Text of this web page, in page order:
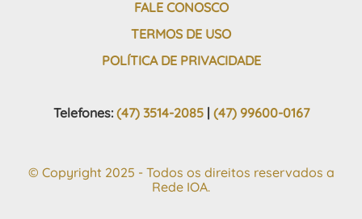
FALE CONOSCO
TERMOS DE USO
POLÍTICA DE PRIVACIDADE
Telefones: (47) 3514-2085| (47) 99600-0167
© Copyright 2025 - Todos os direitos reservados a
Rede IOA.